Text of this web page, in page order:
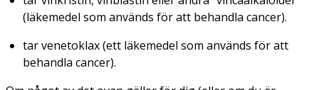
(läkemedel som används för att behandla cancer).
tar venetoklax (ett läkemedel som används för att
behandla cancer).